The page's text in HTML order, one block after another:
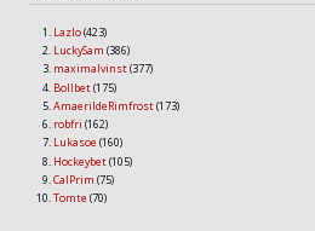
Lazlo(423)
LuckySam (386)
maximalvinst(377)
Bollbet(175)
AmaerildeRimfrost(173)
robfri (162)
Lukasoe (160)
Hockeybet(105)
CalPrim (75)
Tomte (70)